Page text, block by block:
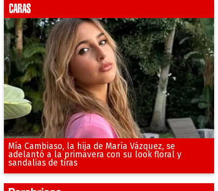
Mía Cambiaso, la hija de María Vázquez, se
adelantó a la primavera con su look floral y
sandalias de tiras